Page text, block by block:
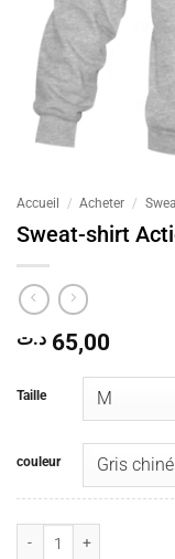
Accueil / Acheter /
Sweat-shirt
65,00 د.ت
Taille
couleur